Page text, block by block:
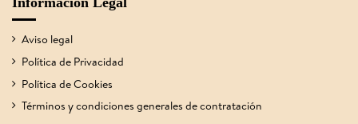
Aviso legal
Política de Privacidad
Política de Cookies
Términos y condiciones generales de contratación